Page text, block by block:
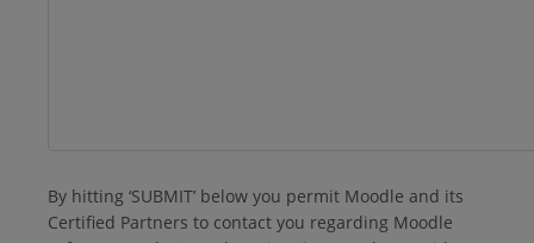
By hitting ‘SUBMIT’ below you permit Moodle and its
Certified Partners to contact you regarding Moodle